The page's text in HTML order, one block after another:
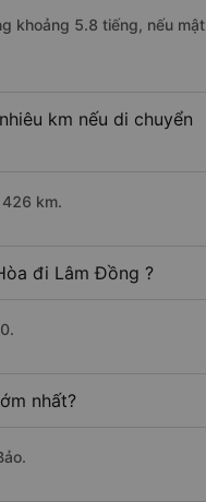
khoảng 5.8 tiếng, nếu mật
km nếu di chuyển
km.
đi Lâm Đồng ?
nhất?